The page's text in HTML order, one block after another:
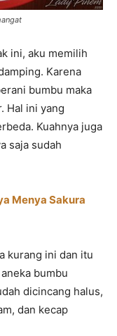
ini, aku memilih
Karena
bumbu maka
Hal ini yang
Kuahnya juga
saja sudah
Menya Sakura
kurang ini dan itu
bumbu
dicincang halus,
dan kecap